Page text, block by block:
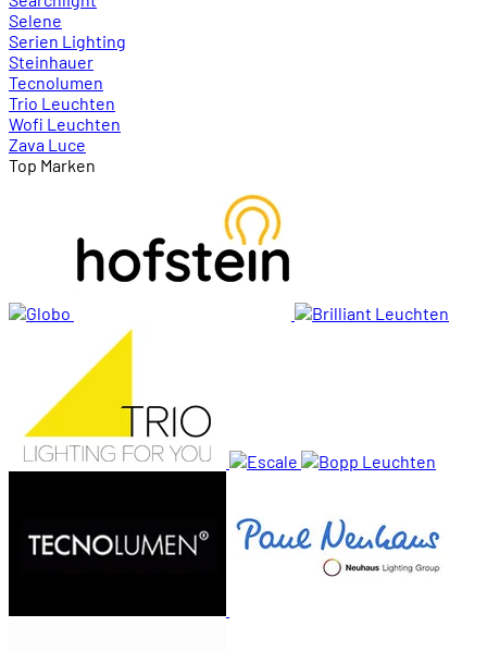
Selene
Serien Lighting
Steinhauer
Tecnolumen
Trio Leuchten
Wofi Leuchten
Zava Luce
Top Marken